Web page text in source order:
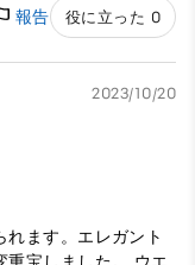
報告 役に立った 0
2023/10/20
ます。エレガント